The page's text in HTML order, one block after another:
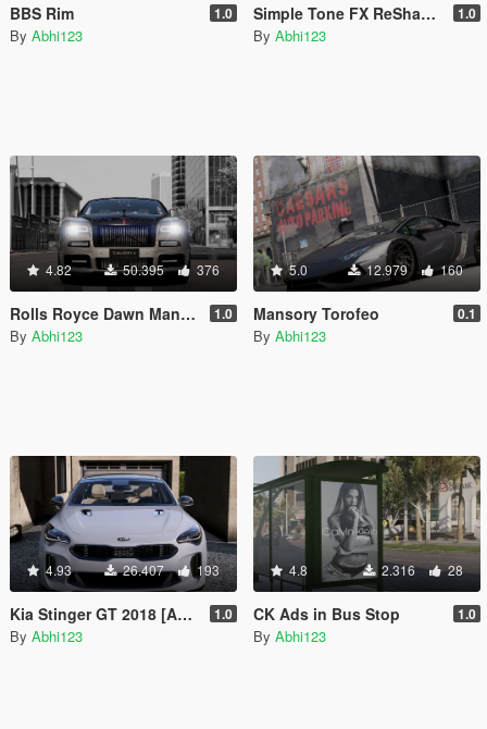
BBS Rim 1.0
By Abhi123
Simple Tone FX ReShade-ENB preset 1.0
By Abhi123
4.82 50.395 376
Rolls Royce Dawn Mansory 1.0
By Abhi123
5.0 12.979 160
Mansory Torofeo 0.1
By Abhi123
4.93 26.407 193
Kia Stinger GT 2018 [Add-On] 1.0
By Abhi123
4.8 2.316 28
CK Ads in Bus Stop 1.0
By Abhi123